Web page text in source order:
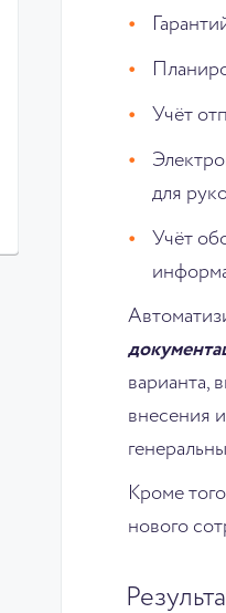
Учёт
для
Учёт
варианта,
внесения
Кроме
нового